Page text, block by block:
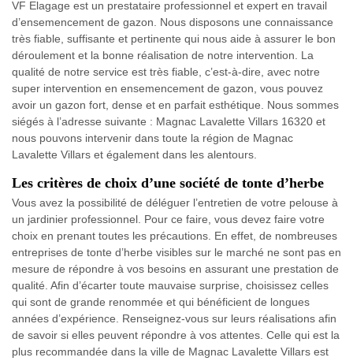
VF Elagage est un prestataire professionnel et expert en travail
d’ensemencement de gazon. Nous disposons une connaissance
très fiable, suffisante et pertinente qui nous aide à assurer le bon
déroulement et la bonne réalisation de notre intervention. La
qualité de notre service est très fiable, c’est-à-dire, avec notre
super intervention en ensemencement de gazon, vous pouvez
avoir un gazon fort, dense et en parfait esthétique. Nous sommes
siégés à l’adresse suivante : Magnac Lavalette Villars 16320 et
nous pouvons intervenir dans toute la région de Magnac
Lavalette Villars et également dans les alentours.
Les critères de choix d’une société de tonte d’herbe
Vous avez la possibilité de déléguer l’entretien de votre pelouse à
un jardinier professionnel. Pour ce faire, vous devez faire votre
choix en prenant toutes les précautions. En effet, de nombreuses
entreprises de tonte d’herbe visibles sur le marché ne sont pas en
mesure de répondre à vos besoins en assurant une prestation de
qualité. Afin d’écarter toute mauvaise surprise, choisissez celles
qui sont de grande renommée et qui bénéficient de longues
années d’expérience. Renseignez-vous sur leurs réalisations afin
de savoir si elles peuvent répondre à vos attentes. Celle qui est la
plus recommandée dans la ville de Magnac Lavalette Villars est